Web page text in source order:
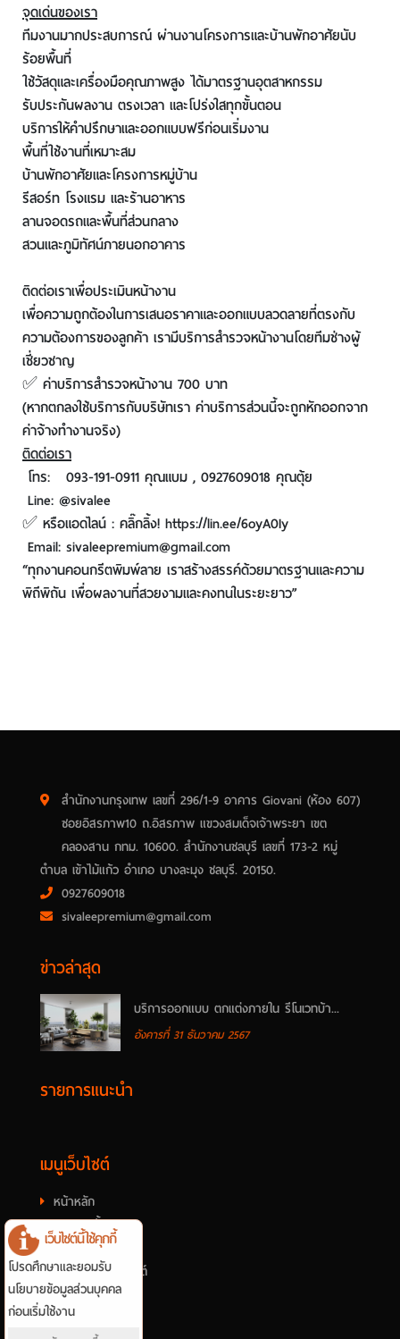
จุดเด่นของเรา
ทีมงานมากประสบการณ์ ผ่านงานโครงการและบ้านพักอาศัยนับ
ร้อยพื้นที่
ใช้วัสดุและเครื่องมือคุณภาพสูง ได้มาตรฐานอุตสาหกรรม
รับประกันผลงาน ตรงเวลา และโปร่งใสทุกขั้นตอน
บริการให้คำปรึกษาและออกแบบฟรีก่อนเริ่มงาน
พื้นที่ใช้งานที่เหมาะสม
บ้านพักอาศัยและโครงการหมู่บ้าน
รีสอร์ท โรงแรม และร้านอาหาร
ลานจอดรถและพื้นที่ส่วนกลาง
สวนและภูมิทัศน์ภายนอกอาคาร
ติดต่อเราเพื่อประเมินหน้างาน
เพื่อความถูกต้องในการเสนอราคาและออกแบบลวดลายที่ตรงกับ
ความต้องการของลูกค้า เรามีบริการสำรวจหน้างานโดยทีมช่างผู้
เชี่ยวชาญ
✅ ค่าบริการสำรวจหน้างาน 700 บาท
(หากตกลงใช้บริการกับบริษัทเรา ค่าบริการส่วนนี้จะถูกหักออกจาก
ค่าจ้างทำงานจริง)
ติดต่อเรา
โทร: 093-191-0911 คุณแบม , 0927609018 คุณตุ้ย
Line: @sivalee
✅ หรือแอดไลน์ : คลิ๊กลิ้ง! https://lin.ee/6oyA0Iy
Email: sivaleepremium@gmail.com
“ทุกงานคอนกรีตพิมพ์ลาย เราสร้างสรรค์ด้วยมาตรฐานและความ
พิถีพิถัน เพื่อผลงานที่สวยงามและคงทนในระยะยาว”
สำนักงานกรุงเทพ เลขที่ 296/1-9 อาคาร Giovani (ห้อง 607)
ซอยอิสรภาพ10 ถ.อิสรภาพ แขวงสมเด็จเจ้าพระยา เขต
คลองสาน กทม. 10600. สำนักงานชลบุรี เลขที่ 173-2 หมู่
ตำบล เข้าไม้แก้ว อำเภอ บางละมุง ชลบุรี. 20150.
0927609018
sivaleepremium@gmail.com
ข่าวล่าสุด
บริการออกแบบ ตกแต่งภายใน รีโนเวทบ้า...
อังคารที่ 31 ธันวาคม 2567
รายการแนะนำ
เมนูเว็บไซต์
หน้าหลัก
รายการทั้งหมด
รีวิวลูกค้า
ข่าวบทความเว็บไซต์
ติดต่อเรา
เว็บไซต์นี้ใช้คุกกี้
โปรดศึกษาและยอมรับ
นโยบายข้อมูลส่วนบุคคล
ก่อนเริ่มใช้งาน